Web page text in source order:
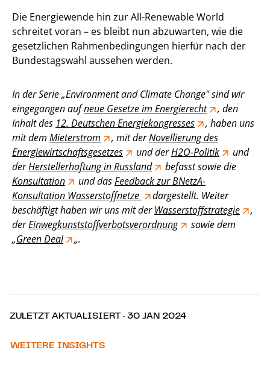
Die Energiewende hin zur All-Renewable World
schreitet voran – es bleibt nun abzuwarten, wie die
gesetzlichen Rahmenbedingungen hierfür nach der
Bundestagswahl aussehen werden.
In der Serie „Environment and Climate Change″ sind wir
eingegangen aufneue Gesetze im Energierecht
, den
Inhalt des 12. Deutschen Energiekongresses
, haben uns
mit dem Mieterstrom , mit derNovellierung des
Energiewirtschaftsgesetzes
und derH2O-Politik
und
derHerstellerhaftung in Russland
befasst sowie die
Konsultation
und dasFeedback zur BNetzA-
Konsultation Wasserstoffnetze
dargestellt. Weiter
beschäftigt haben wir uns mit derWasserstoffstrategie
,
derEinwegkunststoffverbotsverordnung
sowie dem
„Green Deal „.
ZULETZT AKTUALISIERT · 30 JAN 2024
WEITERE INSIGHTS